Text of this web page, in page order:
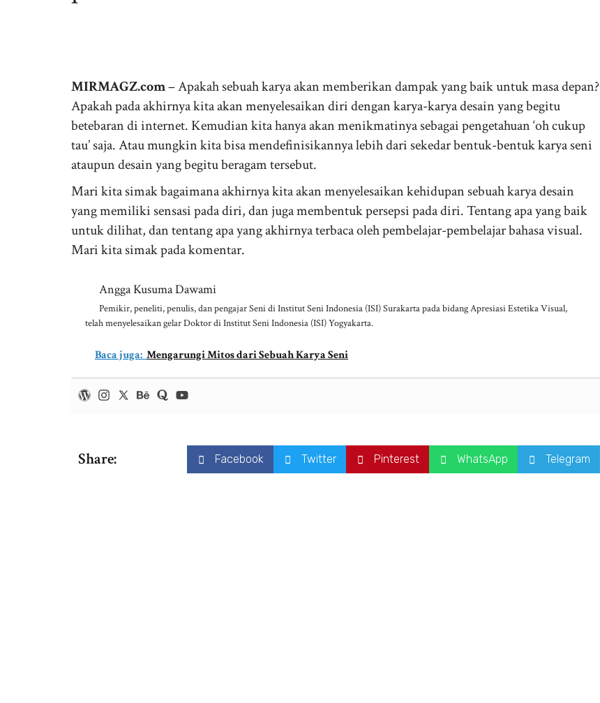
MIRMAGZ.com– Apakah sebuah karya akan memberikan dampak yang baik untuk masa depan?
Apakah pada akhirnya kita akan menyelesaikan diri dengan karya-karya desain yang begitu
betebaran di internet. Kemudian kita hanya akan menikmatinya sebagai pengetahuan ‘oh cukup
tau’ saja. Atau mungkin kita bisa mendefinisikannya lebih dari sekedar bentuk-bentuk karya seni
ataupun desain yang begitu beragam tersebut.
Mari kita simak bagaimana akhirnya kita akan menyelesaikan kehidupan sebuah karya desain
yang memiliki sensasi pada diri, dan juga membentuk persepsi pada diri. Tentang apa yang baik
untuk dilihat, dan tentang apa yang akhirnya terbaca oleh pembelajar-pembelajar bahasa visual.
Mari kita simak pada komentar.
Angga Kusuma Dawami
Pemikir, peneliti, penulis, dan pengajar Seni di Institut Seni Indonesia (ISI) Surakarta pada bidang Apresiasi Estetika Visual,
telah menyelesaikan gelar Doktor di Institut Seni Indonesia (ISI) Yogyakarta.
Baca juga: Mengarungi Mitos dari Sebuah Karya Seni
Share: Facebook Twitter Pinterest WhatsApp Telegram